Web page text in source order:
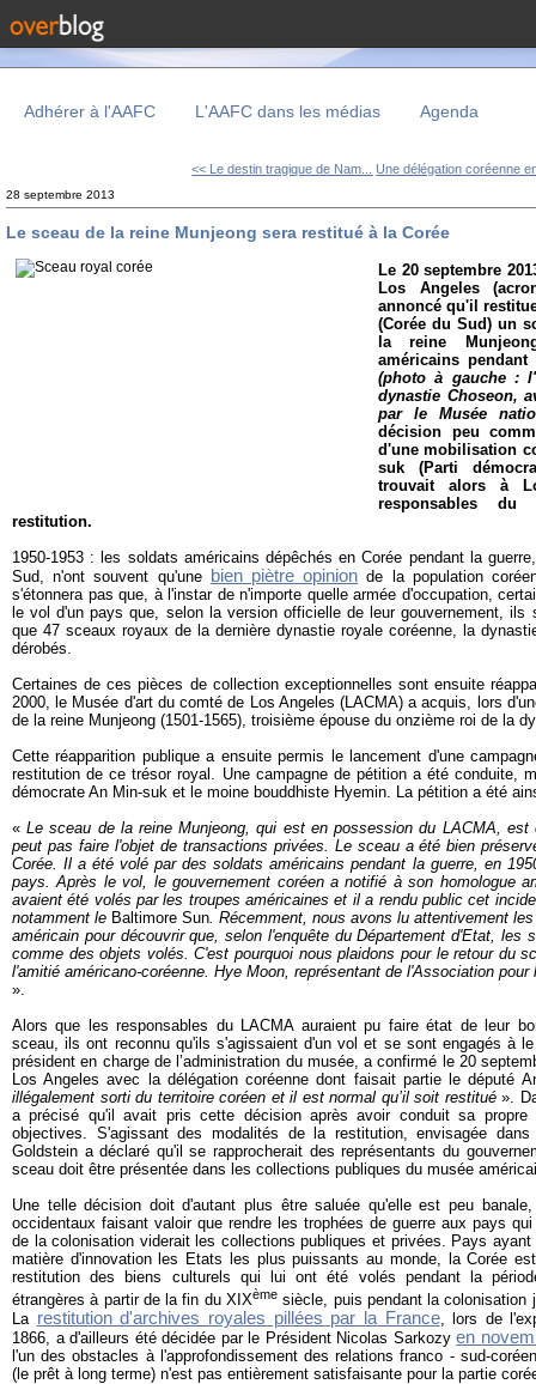
Adhérer à l'AAFC L'AAFC dans les médias Agenda
<< Le destin tragique de Nam... Une délégation coréenne
28 septembre 2013
Le sceau de la reine Munjeong sera restitué à la Corée
Le 20 septembre
Los Angeles
annoncé qu'il
(Corée du Sud) un
la reine
américains
(photo à gauche :
dynastie Choseon,
par le Musée
décision peu
d'une mobilisation
suk (Parti
trouvait alors à
responsables
restitution.
1950-1953 : les soldats américains dépêchés en Corée pendant la
Sud, n'ont souvent qu'une bien piètre opinion de la population
s'étonnera pas que, à l'instar de n'importe quelle armée d'occupation,
le vol d'un pays que, selon la version officielle de leur gouvernement, ils
que 47 sceaux royaux de la dernière dynastie royale coréenne, la
dérobés.
Certaines de ces pièces de collection exceptionnelles sont ensuite
2000, le Musée d'art du comté de Los Angeles (LACMA) a acquis, lors
de la reine Munjeong (1501-1565), troisième épouse du onzième roi de la
Cette réapparition publique a ensuite permis le lancement d'une
restitution de ce trésor royal. Une campagne de pétition a été conduite,
démocrate An Min-suk et le moine bouddhiste Hyemin. La pétition a été
«Le sceau de la reine Munjeong, qui est en possession du LACMA,
peut pas faire l'objet de transactions privées. Le sceau a été bien
Corée. Il a été volé par des soldats américains pendant la guerre, en
pays. Après le vol, le gouvernement coréen a notifié à son homologue
avaient été volés par les troupes américaines et il a rendu public cet
notamment le Baltimore Sun. Récemment, nous avons lu attentivement
américain pour découvrir que, selon l'enquête du Département d'Etat, les
comme des objets volés. C'est pourquoi nous plaidons pour le retour du
l'amitié américano-coréenne. Hye Moon, représentant de l'Association
».
Alors que les responsables du LACMA auraient pu faire état de leur
sceau, ils ont reconnu qu'ils s'agissaient d'un vol et se sont engagés à
président en charge de l’administration du musée, a confirmé le 20
Los Angeles avec la délégation coréenne dont faisait partie le député
illégalement sorti du territoire coréen et il est normal qu’il soit restitué».
a précisé qu'il avait pris cette décision après avoir conduit sa propre
objectives. S'agissant des modalités de la restitution, envisagée
Goldstein a déclaré qu'il se rapprocherait des représentants du
sceau doit être présentée dans les collections publiques du musée
Une telle décision doit d'autant plus être saluée qu'elle est peu
occidentaux faisant valoir que rendre les trophées de guerre aux pays
de la colonisation viderait les collections publiques et privées. Pays
matière d'innovation les Etats les plus puissants au monde, la Corée
restitution des biens culturels qui lui ont été volés pendant la
étrangères à partir de la fin du XIXèmesiècle, puis pendant la colonisation
La restitution d'archives royales pillées par la France, lors de
1866, a d'ailleurs été décidée par le Président Nicolas Sarkozyen
l'un des obstacles à l'approfondissement des relations franco - sud-
(le prêt à long terme) n'est pas entièrement satisfaisante pour la partie